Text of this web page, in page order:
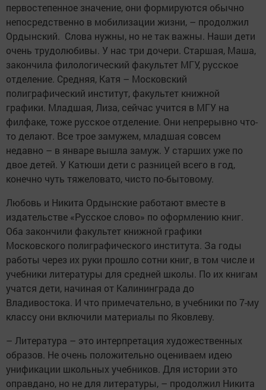
первостепенное значение, они формируются обычно
непосредственно в мобилизации жизни, – продолжил
Ордынский. Слова нужны, но не так важны. Наши дети
очень трудолюбивы. У нас три дочери. Старшая, Маша,
закончила филологический факультет МГУ, русское
отделение. Средняя, Катя – Московский
полиграфический институт, факультет книжной
графики. Младшая, Лиза, сейчас учится в МГУ на
филфаке, тоже русское отделение. Они непрерывно что-
то делают. Все трое замужем, младшая совсем
недавно – в январе вышла замуж. У старших уже по
двое детей. У Катюши дети с разницей всего в год,
конечно чуть тяжеловато, чисто по-бытовому.
Любовь и Никита Ордынские работают вместе в
издательстве «Русское слово» по оформлению книг.
Оба закончили факультет книжной графики
Московского полиграфического института. За годы
работы через их руки прошло сотни книг, в том числе и
учебники литературы для средней школы. По их книгам
учатся дети, начиная от Калининграда до
Владивостока. И что примечательно, в учебники по 7-му
классу они включили материалы по Яковлеву.
– Литература – это интерпретация художественных
образов. Не очень положительно оцениваем идею
унификации школьных учебников. Для истории это
оправдано, но не для литературы, – продолжил Никита